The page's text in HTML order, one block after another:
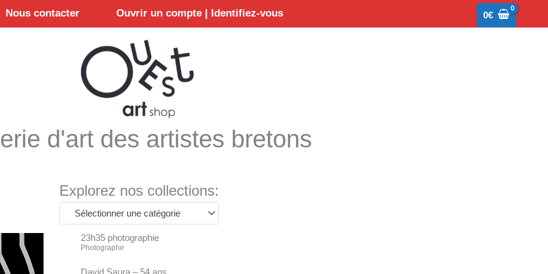
Nous contacter Ouvrir un compte | Identifiez-vous 0€
d'art des artistes bretons
Explorez nos collections:
Sélectionner une catégorie
23h35 photographie
Photographe
David Saura – 54 ans